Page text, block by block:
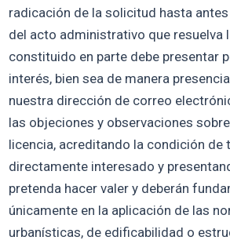
radicación de la solicitud hasta
del acto administrativo que resuelva
constituido en parte debe presentar
interés, bien sea de manera
nuestra dirección de correo
las objeciones y observaciones
licencia, acreditando la condición de
directamente interesado y
pretenda hacer valer y deberán
únicamente en la aplicación de las
urbanísticas, de edificabilidad o